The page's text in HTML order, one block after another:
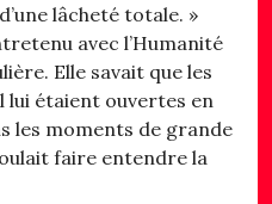
lâcheté totale. »
avec l’Humanité
Elle savait que les
étaient ouvertes en
les moments de grande
faire entendre la